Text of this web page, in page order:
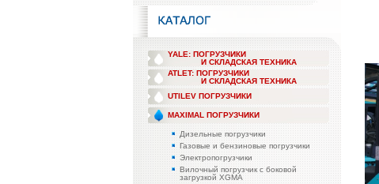
YALE: ПОГРУЗЧИКИ
И СКЛАДСКАЯ ТЕХНИКА
ATLET: ПОГРУЗЧИКИ
И СКЛАДСКАЯ ТЕХНИКА
UTILEV ПОГРУЗЧИКИ
MAXIMAL ПОГРУЗЧИКИ
Дизельные погрузчики
Газовые и бензиновые погрузчики
Электропогрузчики
Вилочный погрузчик с боковой
загрузкой XGMA